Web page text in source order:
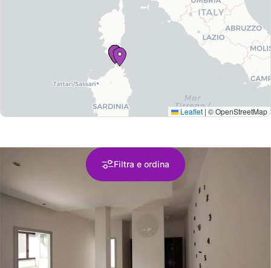
gliimmobili
Leaflet | © OpenStreetMap
Filtra e ordina